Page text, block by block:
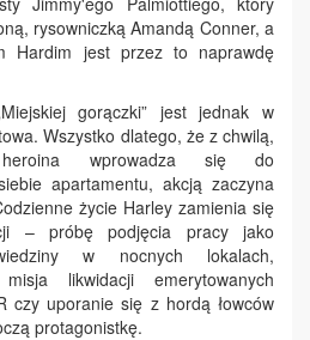
rysowniczką Amandą Conner, a
Hardim jest przez to naprawdę
gorączki” jest jednak w
Wszystko dlatego, że z chwilą,
wprowadza się do
apartamentu, akcją zaczyna
życie Harley zamienia się
– próbę podjęcia pracy jako
w nocnych lokalach,
likwidacji emerytowanych
czy uporanie się z hordą łowców
protagonistkę.